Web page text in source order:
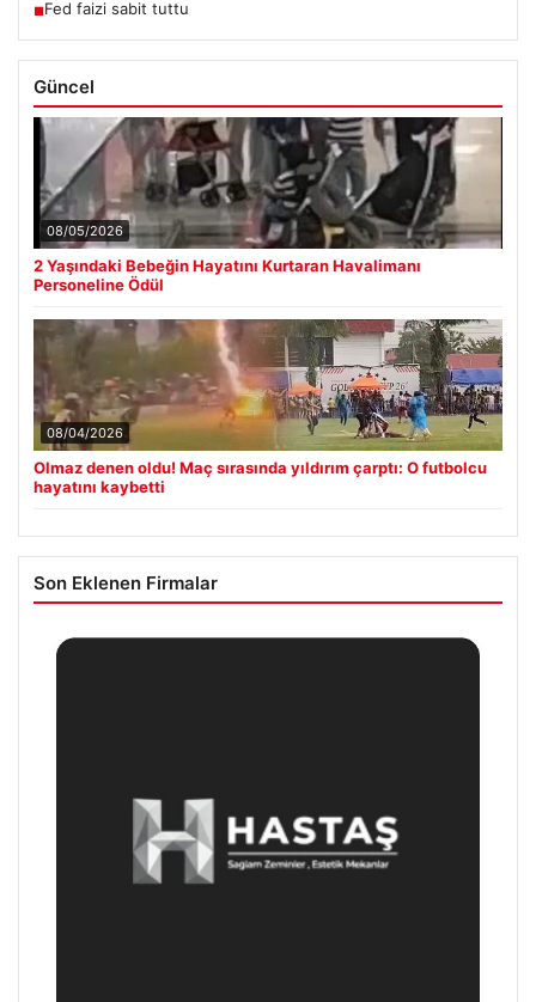
■Fed faizi sabit tuttu
Güncel
08/05/2026
2 Yaşındaki Bebeğin Hayatını Kurtaran Havalimanı
Personeline Ödül
08/04/2026
Olmaz denen oldu! Maç sırasında yıldırım çarptı: O futbolcu
hayatını kaybetti
Son Eklenen Firmalar